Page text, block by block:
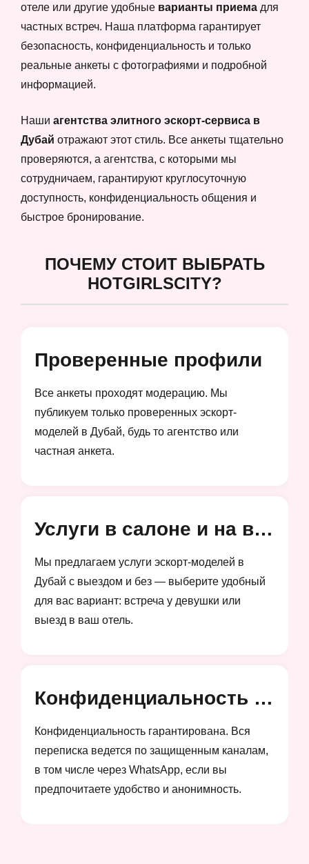
отеле или другие удобные варианты приема для
частных встреч. Наша платформа гарантирует
безопасность, конфиденциальность и только
реальные анкеты с фотографиями и подробной
информацией.
Наши агентства элитного эскорт-сервиса в
Дубай отражают этот стиль. Все анкеты тщательно
проверяются, а агентства, с которыми мы
сотрудничаем, гарантируют круглосуточную
доступность, конфиденциальность общения и
быстрое бронирование.
ПОЧЕМУ СТОИТ ВЫБРАТЬ
HOTGIRLSCITY?
Проверенные профили
Все анкеты проходят модерацию. Мы
публикуем только проверенных эскорт-
моделей в Дубай, будь то агентство или
частная анкета.
Услуги в салоне и на выезд
Мы предлагаем услуги эскорт-моделей в
Дубай с выездом и без — выберите удобный
для вас вариант: встреча у девушки или
выезд в ваш отель.
Конфиденциальность и анонимность
Конфиденциальность гарантирована. Вся
переписка ведется по защищенным каналам,
в том числе через WhatsApp, если вы
предпочитаете удобство и анонимность.